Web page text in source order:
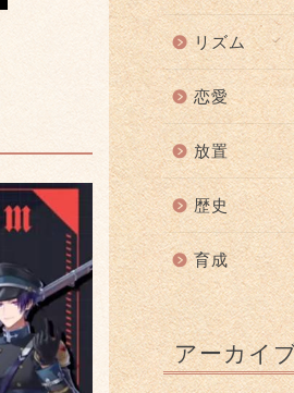
リズム
恋愛
放置
歴史
育成
アーカイ